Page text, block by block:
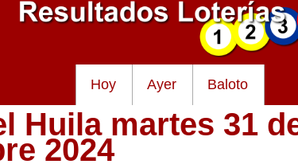
Hoy Ayer Baloto
Huila martes 31
2024